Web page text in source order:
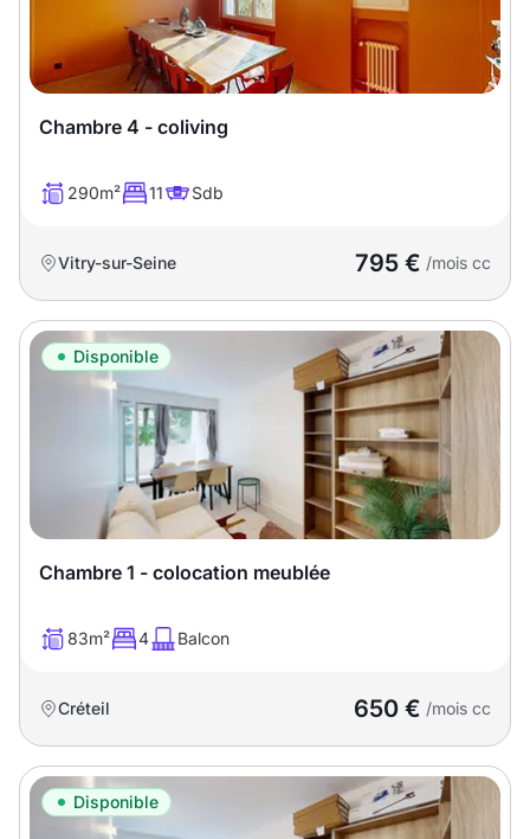
Chambre 4 - coliving
290m² 11 Sdb
Vitry-sur-Seine 795 € /mois cc
Disponible
Chambre 1 - colocation meublée
83m² 4 Balcon
Créteil 650 € /mois cc
Disponible